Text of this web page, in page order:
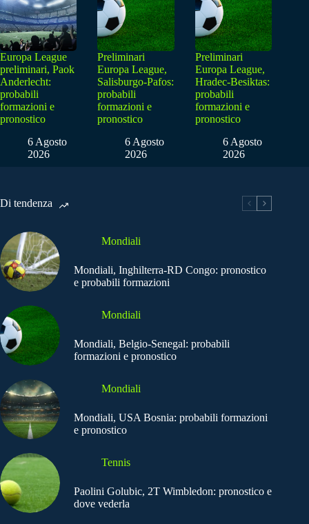
Europa League
preliminari, Paok
Anderlecht:
probabili
formazioni e
pronostico
6 Agosto
2026
Preliminari
Europa League,
Salisburgo-Pafos:
probabili
formazioni e
pronostico
6 Agosto
2026
Preliminari
Europa League,
Hradec-Besiktas:
probabili
formazioni e
pronostico
6 Agosto
2026
Di tendenza
Mondiali
Mondiali, Inghilterra-RD Congo: pronostico
e probabili formazioni
Mondiali
Mondiali, Belgio-Senegal: probabili
formazioni e pronostico
Mondiali
Mondiali, USA Bosnia: probabili formazioni
e pronostico
Tennis
Paolini Golubic, 2T Wimbledon: pronostico e
dove vederla